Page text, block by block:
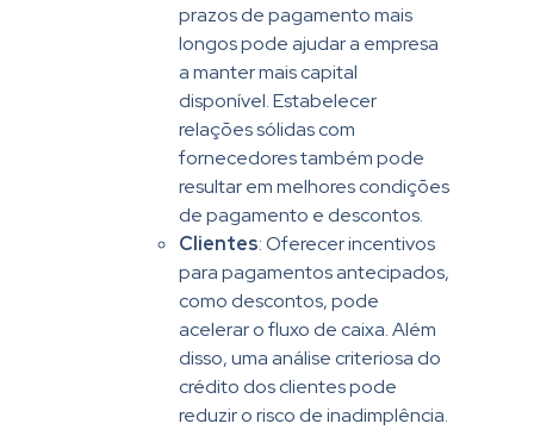
prazos de pagamento mais
longos pode ajudar a empresa
a manter mais capital
disponível. Estabelecer
relações sólidas com
fornecedores também pode
resultar em melhores condições
de pagamento e descontos.
Clientes: Oferecer incentivos
para pagamentos antecipados,
como descontos, pode
acelerar o fluxo de caixa. Além
disso, uma análise criteriosa do
crédito dos clientes pode
reduzir o risco de inadimplência.